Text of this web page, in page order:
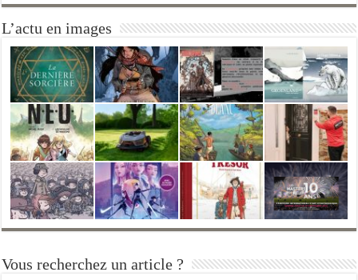
L’actu en images
Vous recherchez un article ?